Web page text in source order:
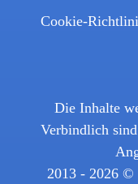
Cookie-
Die Inhalte
Verbindlich
2013 - 2026 ©